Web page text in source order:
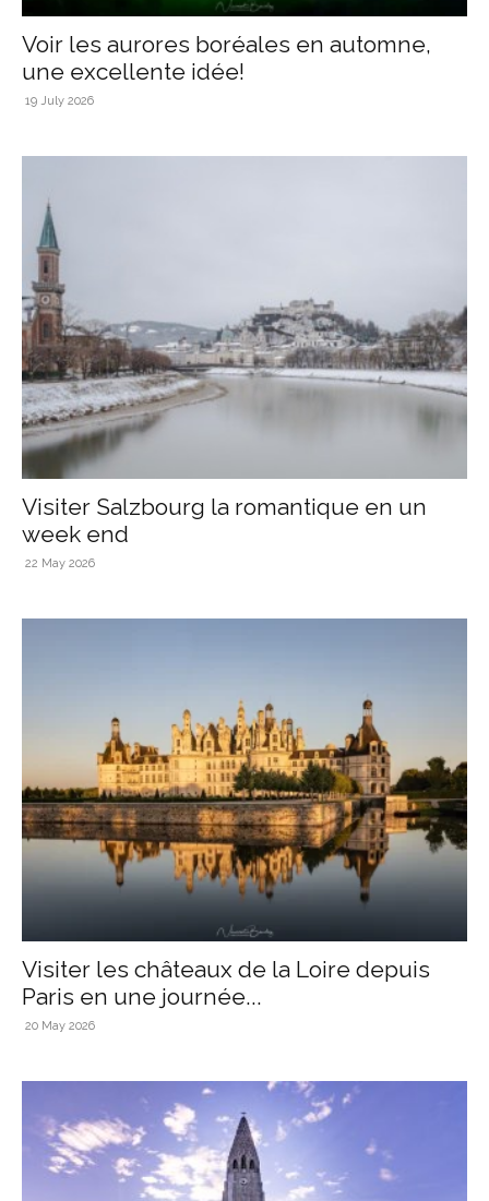
Voir les aurores boréales en automne,
une excellente idée!
19 July 2026
Visiter Salzbourg la romantique en un
week end
22 May 2026
Visiter les châteaux de la Loire depuis
Paris en une journée...
20 May 2026